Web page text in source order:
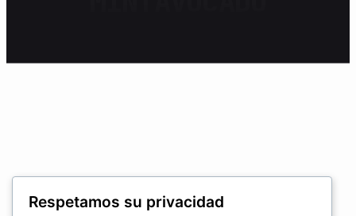
Respetamos su privacidad